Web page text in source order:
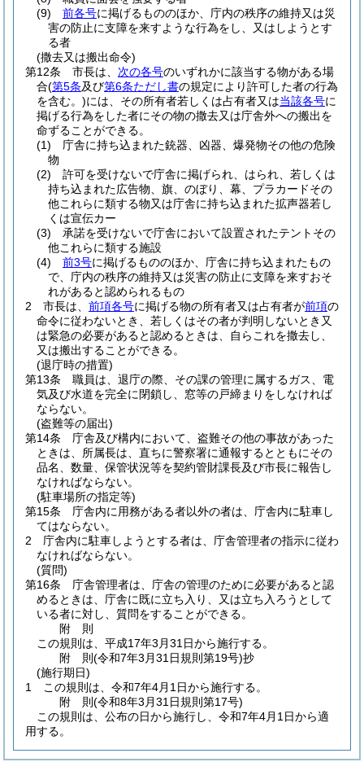
(9)
前各号に掲げるもののほか、庁内の秩序の維持又は災
害の防止に支障を来すような行為をし、又はしようとす
る者
(撒去又は搬出命令)
第12条
市長は、 次の各号のいずれかに該当する物がある場
合(第5条及び第6条ただし書の規定により許可した者の行為
を含む。)には、その所有者若しくは占有者又は当該各号に
掲げる行為をした者にその物の撒去又は庁舎外への搬出を
命ずることができる。
(1)
庁舎に持ち込まれた銃器、凶器、爆発物その他の危険
物
(2)
許可を受けないで庁舎に掲げられ、はられ、若しくは
持ち込まれた広告物、旗、のぼり、幕、プラカードその
他これらに類する物又は庁舎に持ち込まれた拡声器若し
くは宣伝カー
(3)
承諾を受けないで庁舎において設置されたテントその
他これらに類する施設
(4)
前3号に掲げるもののほか、庁舎に持ち込まれたもの
で、庁内の秩序の維持又は災害の防止に支障を来すおそ
れがあると認められるもの
2
市長は、 前項各号に掲げる物の所有者又は占有者が前項の
命令に従わないとき、若しくはその者が判明しないとき又
は緊急の必要があると認めるときは、自らこれを撒去し、
又は搬出することができる。
(退庁時の措置)
第13条
職員は、退庁の際、その課の管理に属するガス、電
気及び水道を完全に閉鎖し、窓等の戸締まりをしなければ
ならない。
(盗難等の届出)
第14条
庁舎及び構内において、盗難その他の事故があった
ときは、所属長は、直ちに警察署に通報するとともにその
品名、数量、保管状況等を契約管財課長及び市長に報告し
なければならない。
(駐車場所の指定等)
第15条
庁舎内に用務がある者以外の者は、庁舎内に駐車し
てはならない。
2
庁舎内に駐車しようとする者は、庁舎管理者の指示に従わ
なければならない。
(質問)
第16条
庁舎管理者は、庁舎の管理のために必要があると認
めるときは、庁舎に既に立ち入り、又は立ち入ろうとして
いる者に対し、質問をすることができる。
附 則
この規則は、平成17年3月31日から施行する。
附 則(令和7年3月31日規則第19号)抄
(施行期日)
1
この規則は、令和7年4月1日から施行する。
附 則(令和8年3月31日規則第17号)
この規則は、公布の日から施行し、令和7年4月1日から適
用する。